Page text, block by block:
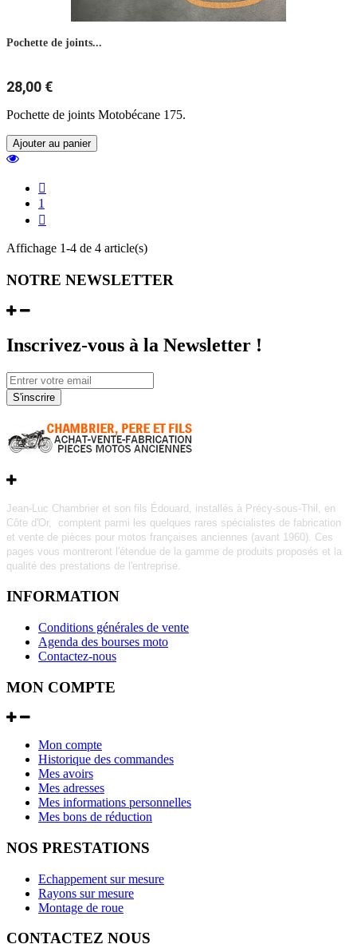
Pochette de joints...
28,00 €
Pochette de joints Motobécane 175.
Ajouter au panier

1

Affichage 1-4 de 4 article(s)
NOTRE NEWSLETTER
Inscrivez-vous à la Newsletter !
S'inscrire
Jean-Luc Chambrier et son fils Édouard, installés à Précy-sous-Thil, en
Côte d'Or, comptent parmi les quelques rares spécialistes de fabrication
et vente de pièces pour motos françaises anciennes (avant 1960). Ces
pages vous montreront l'étendue de la gamme de produits proposés et la
qualité des prestations de l'entreprise.
INFORMATION
Conditions générales de vente
Agenda des bourses moto
Contactez-nous
MON COMPTE
Mon compte
Historique des commandes
Mes avoirs
Mes adresses
Mes informations personnelles
Mes bons de réduction
NOS PRESTATIONS
Echappement sur mesure
Rayons sur mesure
Montage de roue
CONTACTEZ NOUS